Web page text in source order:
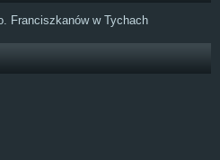
Franciszkanów w Tychach